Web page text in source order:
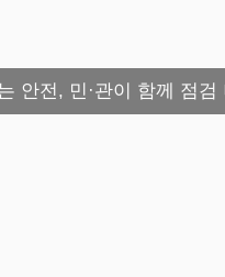
안전, 민·관이 함께 점검